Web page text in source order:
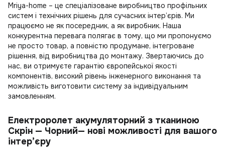
Mrіya-home – це спеціалізоване виробництво профільних
систем і технічних рішень для сучасних інтер’єрів. Ми
працюємо не як посередник, а як виробник. Наша
конкурентна перевага полягає в тому, що ми пропонуємо
не просто товар, а повністю продумане, інтегроване
рішення, від виробництва до монтажу. Звертаючись до
нас, ви отримуєте гарантію європейської якості
компонентів, високий рівень інженерного виконання та
можливість виготовити систему за індивідуальним
замовленням.
Електроролет акумуляторний з тканиною
Скрін — Чорний— нові можливості для вашого
інтер’єру